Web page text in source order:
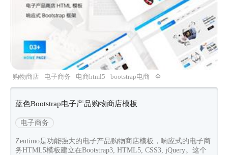
购物商店 电子商务 电商html5 bootstrap电商
全
屏电商
蓝色Bootstrap电子产品购物商店模板
电子商务
Zentimo是功能强大的电子产品购物商店模板，响应式的电子商
务HTML5模板建立在Bootstrap3, HTML5, CSS3, jQuery。这个